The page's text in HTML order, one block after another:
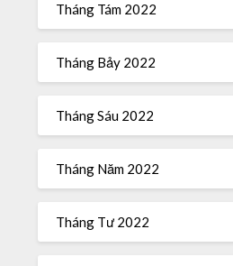
Tháng Tám 2022
Tháng Bảy 2022
Tháng Sáu 2022
Tháng Năm 2022
Tháng Tư 2022